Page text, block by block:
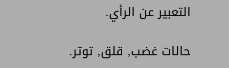
التعبير عن الرأي.
حالات غضب, قلق, توتر.